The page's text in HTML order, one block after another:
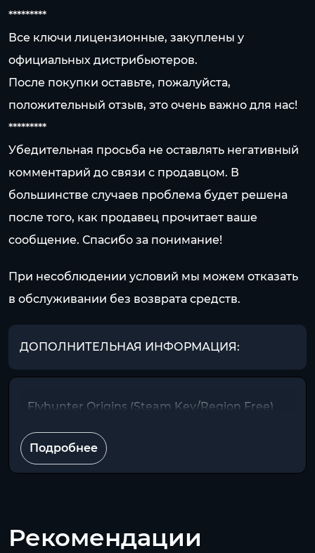
*********
Все ключи лицензионные, закуплены у
официальных дистрибьютеров.
После покупки оставьте, пожалуйста,
положительный отзыв, это очень важно для нас!
*********
Убедительная просьба не оставлять негативный
комментарий до связи с продавцом. В
большинстве случаев проблема будет решена
после того, как продавец прочитает ваше
сообщение. Спасибо за понимание!
При несоблюдении условий мы можем отказать
в обслуживании без возврата средств.
ДОПОЛНИТЕЛЬНАЯ ИНФОРМАЦИЯ:
Flyhunter Origins (Steam Key/Region Free)
Подробнее
Рекомендации